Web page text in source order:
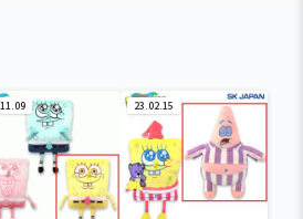
23.02.15